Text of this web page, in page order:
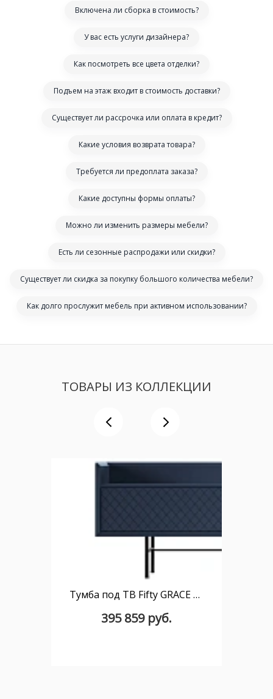
Включена ли сборка в стоимость?
У вас есть услуги дизайнера?
Как посмотреть все цвета отделки?
Подъем на этаж входит в стоимость доставки?
Существует ли рассрочка или оплата в кредит?
Какие условия возврата товара?
Требуется ли предоплата заказа?
Какие доступны формы оплаты?
Можно ли изменить размеры мебели?
Есть ли сезонные распродажи или скидки?
Существует ли скидка за покупку большого количества мебели?
Как долго прослужит мебель при активном использовании?
ТОВАРЫ ИЗ КОЛЛЕКЦИИ
Тумба под ТВ Fifty GRACE 200 x 67,5 см
395 859 руб.